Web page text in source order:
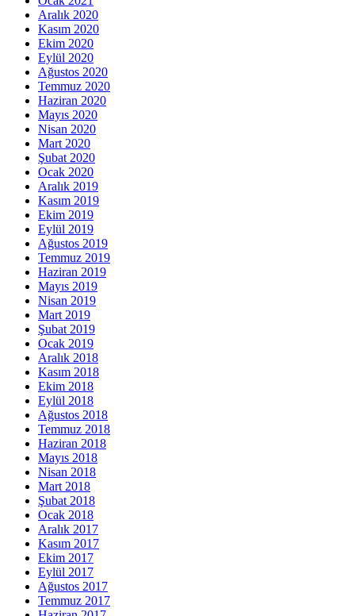
Aralık 2020
Kasım 2020
Ekim 2020
Eylül 2020
Ağustos 2020
Temmuz 2020
Haziran 2020
Mayıs 2020
Nisan 2020
Mart 2020
Şubat 2020
Ocak 2020
Aralık 2019
Kasım 2019
Ekim 2019
Eylül 2019
Ağustos 2019
Temmuz 2019
Haziran 2019
Mayıs 2019
Nisan 2019
Mart 2019
Şubat 2019
Ocak 2019
Aralık 2018
Kasım 2018
Ekim 2018
Eylül 2018
Ağustos 2018
Temmuz 2018
Haziran 2018
Mayıs 2018
Nisan 2018
Mart 2018
Şubat 2018
Ocak 2018
Aralık 2017
Kasım 2017
Ekim 2017
Eylül 2017
Ağustos 2017
Temmuz 2017